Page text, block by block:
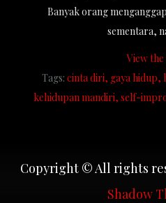
Banyak orang
sementara,
View
Tags: cinta diri gaya hidup
kehidupan mandiri self-
Copyright © All rights
Shadow